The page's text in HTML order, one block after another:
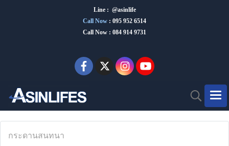
Line : @asinlife
Call Now : 095 952 6514
Call Now : 084 914 9731
กระดานสนทนา